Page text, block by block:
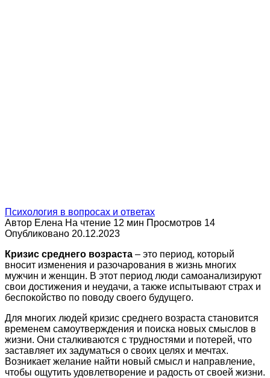
Психология в вопросах и ответах
Автор Елена На чтение 12 мин Просмотров 14
Опубликовано 20.12.2023
Кризис среднего возраста – это период, который
вносит изменения и разочарования в жизнь многих
мужчин и женщин. В этот период люди самоанализируют
свои достижения и неудачи, а также испытывают страх и
беспокойство по поводу своего будущего.
Для многих людей кризис среднего возраста становится
временем самоутверждения и поиска новых смыслов в
жизни. Они сталкиваются с трудностями и потерей, что
заставляет их задуматься о своих целях и мечтах.
Возникает желание найти новый смысл и направление,
чтобы ощутить удовлетворение и радость от своей жизни.